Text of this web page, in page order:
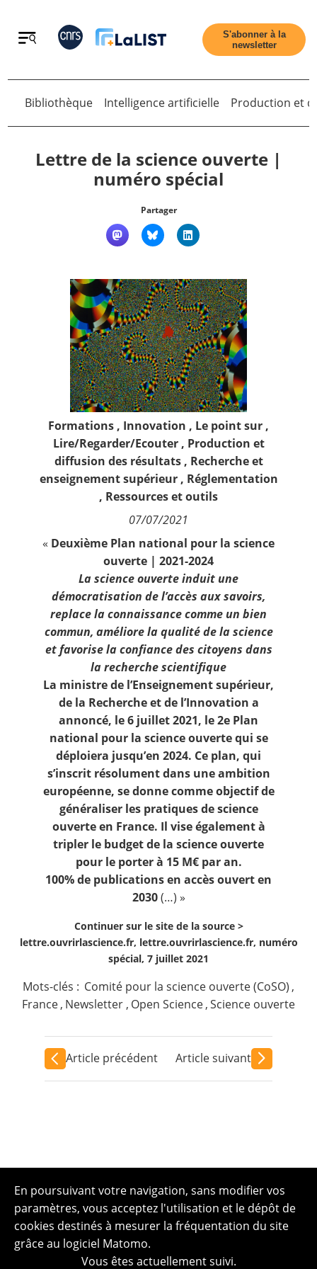
Retour
Qui sommes nous ?
Nous suivre
S'abonner à la
newsletter
Retour
Bibliothèque Intelligence artificielle Production et
Lettre de la science ouverte |
numéro spécial
Partager
Formations , Innovation , Le point sur ,
Lire/Regarder/Ecouter, Production et
diffusion des résultats, Recherche et
enseignement supérieur, Réglementation
, Ressources et outils
07/07/2021
« Deuxième Plan national pour la science
ouverte | 2021-2024
La science ouverte induit une
démocratisation de l’accès aux savoirs,
replace la connaissance comme un bien
commun, améliore la qualité de la science
et favorise la confiance des citoyens dans
la recherche scientifique
La ministre de l’Enseignement supérieur,
de la Recherche et de l’Innovation a
annoncé, le 6 juillet 2021, le 2e Plan
national pour la science ouverte qui se
déploiera jusqu’en 2024. Ce plan, qui
s’inscrit résolument dans une ambition
européenne, se donne comme objectif de
généraliser les pratiques de science
ouverte en France. Il vise également à
tripler le budget de la science ouverte
pour le porter à 15 M€ par an.
100% de publications en accès ouvert en
2030(…) »
Continuer sur le site de la source >
lettre.ouvrirlascience.fr, lettre.ouvrirlascience.fr, numéro
spécial, 7 juillet 2021
Mots-clés : Comité pour la science ouverte (CoSO) ,
France, Newsletter , Open Science,Science ouverte
Article précédent Article suivant
En poursuivant votre navigation, sans modifier vos
paramètres, vous acceptez l'utilisation et le dépôt de
cookies destinés à mesurer la fréquentation du site
grâce au logiciel Matomo.
Vous êtes actuellement suivi.